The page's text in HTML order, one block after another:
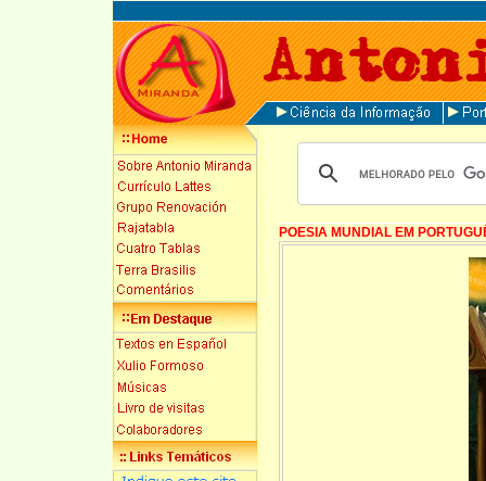
POESIA MUNDIAL EM